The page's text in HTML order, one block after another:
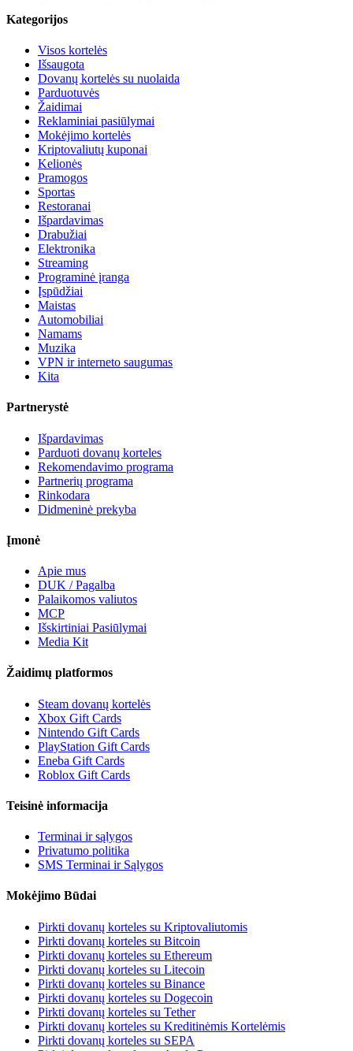
Kategorijos
Visos kortelės
Išsaugota
Dovanų kortelės su nuolaida
Parduotuvės
Žaidimai
Reklaminiai pasiūlymai
Mokėjimo kortelės
Kriptovaliutų kuponai
Kelionės
Pramogos
Sportas
Restoranai
Išpardavimas
Drabužiai
Elektronika
Streaming
Programinė įranga
Įspūdžiai
Maistas
Automobiliai
Namams
Muzika
VPN ir interneto saugumas
Kita
Partnerystė
Išpardavimas
Parduoti dovanų korteles
Rekomendavimo programa
Partnerių programa
Rinkodara
Didmeninė prekyba
Įmonė
Apie mus
DUK / Pagalba
Palaikomos valiutos
MCP
Išskirtiniai Pasiūlymai
Media Kit
Žaidimų platformos
Steam dovanų kortelės
Xbox Gift Cards
Nintendo Gift Cards
PlayStation Gift Cards
Eneba Gift Cards
Roblox Gift Cards
Teisinė informacija
Terminai ir sąlygos
Privatumo politika
SMS Terminai ir Sąlygos
Mokėjimo Būdai
Pirkti dovanų korteles su Kriptovaliutomis
Pirkti dovanų korteles su Bitcoin
Pirkti dovanų korteles su Ethereum
Pirkti dovanų korteles su Litecoin
Pirkti dovanų korteles su Binance
Pirkti dovanų korteles su Dogecoin
Pirkti dovanų korteles su Tether
Pirkti dovanų korteles su Kreditinėmis Kortelėmis
Pirkti dovanų korteles su SEPA